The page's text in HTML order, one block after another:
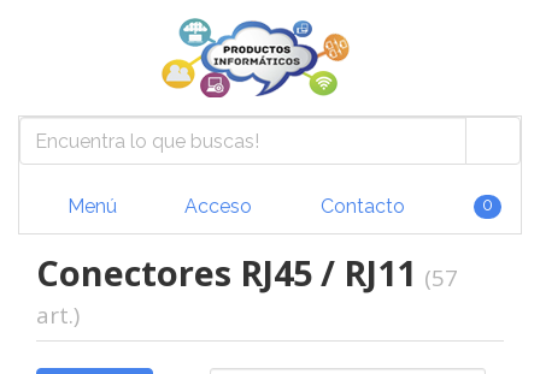
Menú Acceso Contacto 0
Conectores RJ45 / RJ11 (57
art.)